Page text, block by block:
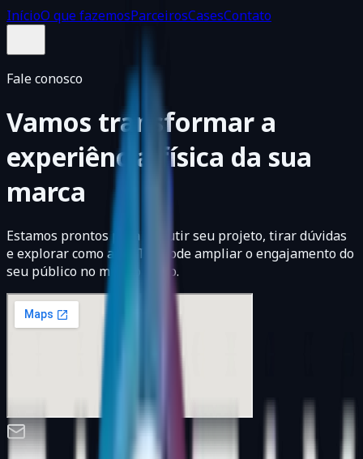
InícioO que fazemosParceirosCasesContato
Fale conosco
Vamos transformar a
experiência física da sua
marca
Estamos prontos para discutir seu projeto, tirar dúvidas
e explorar como a FICTIX pode ampliar o engajamento do
seu público no mundo físico.